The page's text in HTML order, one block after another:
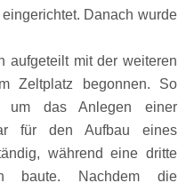
Danach wurde
aufgeteilt mit der weiteren
Zeltplatz begonnen. So
um das Anlegen einer
für den Aufbau eines
während eine dritte
baute. Nachdem die